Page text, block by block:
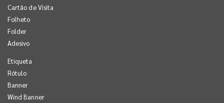
Cartão de Visita
Folheto
Folder
Adesivo
Etiqueta
Rótulo
Banner
Wind Banner